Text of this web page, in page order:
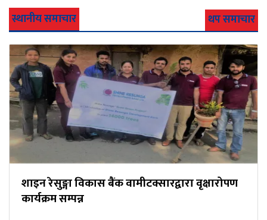
स्थानीय समाचार थप समाचार
शाइन रेसुङ्गा विकास बैंक वामीटक्सारद्वारा वृक्षारोपण
कार्यक्रम सम्पन्न